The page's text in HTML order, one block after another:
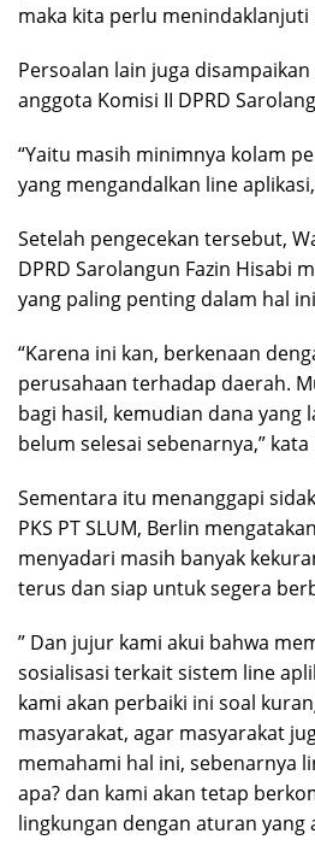
maka kita perlu menindaklanjuti
Persoalan lain juga
anggota Komisi II DPRD
“Yaitu masih minimnya kolam
yang mengandalkan line
Setelah pengecekan tersebut,
DPRD Sarolangun Fazin Hisabi
yang paling penting dalam hal
“Karena ini kan, berkenaan
perusahaan terhadap daerah.
bagi hasil, kemudian dana yang
belum selesai sebenarnya,” kata
Sementara itu menanggapi
PKS PT SLUM, Berlin
menyadari masih banyak
terus dan siap untuk segera
” Dan jujur kami akui bahwa
sosialisasi terkait sistem line
kami akan perbaiki ini soal
masyarakat, agar masyarakat
memahami hal ini, sebenarnya
apa? dan kami akan tetap
lingkungan dengan aturan yang